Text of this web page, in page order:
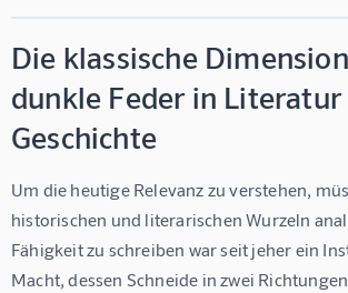
Die klassische
dunkle Feder in Literatur
Geschichte
Um die heutige Relevanz zu verstehen,
historischen und literarischen Wurzeln
Fähigkeit zu schreiben war seit jeher ein
Macht, dessen Schneide in zwei